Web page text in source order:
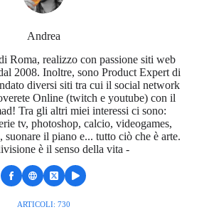
Andrea
Roma, realizzo con passione siti web
2008. Inoltre, sono Product Expert di
diversi siti tra cui il social network
Online (twitch e youtube) con il
Tra gli altri miei interessi ci sono:
tv, photoshop, calcio, videogames,
suonare il piano e... tutto ciò che è arte.
è il senso della vita -
ARTICOLI: 730